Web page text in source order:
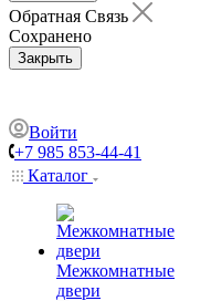
Обратная Связь
Сохранено
Закрыть
Войти
+7 985 853-44-41
Каталог
Межкомнатные
двери